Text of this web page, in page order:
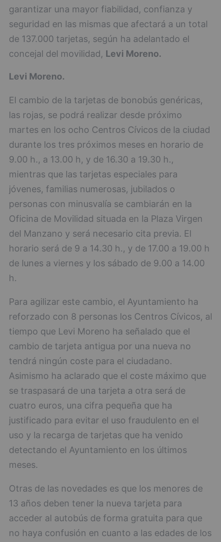
garantizar una mayor fiabilidad, confianza y
seguridad en las mismas que afectará a un total
de 137.000 tarjetas, según ha adelantado el
concejal del movilidad, Levi Moreno.
Levi Moreno.
El cambio de la tarjetas de bonobús genéricas,
las rojas, se podrá realizar desde próximo
martes en los ocho Centros Cívicos de la ciudad
durante los tres próximos meses en horario de
9.00 h., a 13.00 h, y de 16.30 a 19.30 h.,
mientras que las tarjetas especiales para
jóvenes, familias numerosas, jubilados o
personas con minusvalía se cambiarán en la
Oficina de Movilidad situada en la Plaza Virgen
del Manzano y será necesario cita previa. El
horario será de 9 a 14.30 h., y de 17.00 a 19.00 h
de lunes a viernes y los sábado de 9.00 a 14.00
h.
Para agilizar este cambio, el Ayuntamiento ha
reforzado con 8 personas los Centros Cívicos, al
tiempo que Levi Moreno ha señalado que el
cambio de tarjeta antigua por una nueva no
tendrá ningún coste para el ciudadano.
Asimismo ha aclarado que el coste máximo que
se traspasará de una tarjeta a otra será de
cuatro euros, una cifra pequeña que ha
justificado para evitar el uso fraudulento en el
uso y la recarga de tarjetas que ha venido
detectando el Ayuntamiento en los últimos
meses.
Otras de las novedades es que los menores de
13 años deben tener la nueva tarjeta para
acceder al autobús de forma gratuita para que
no haya confusión en cuanto a las edades de los